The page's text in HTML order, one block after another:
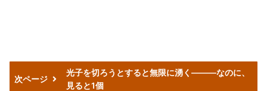
次ページ
光子を切ろうとすると無限に湧く——―なのに、
見ると1個